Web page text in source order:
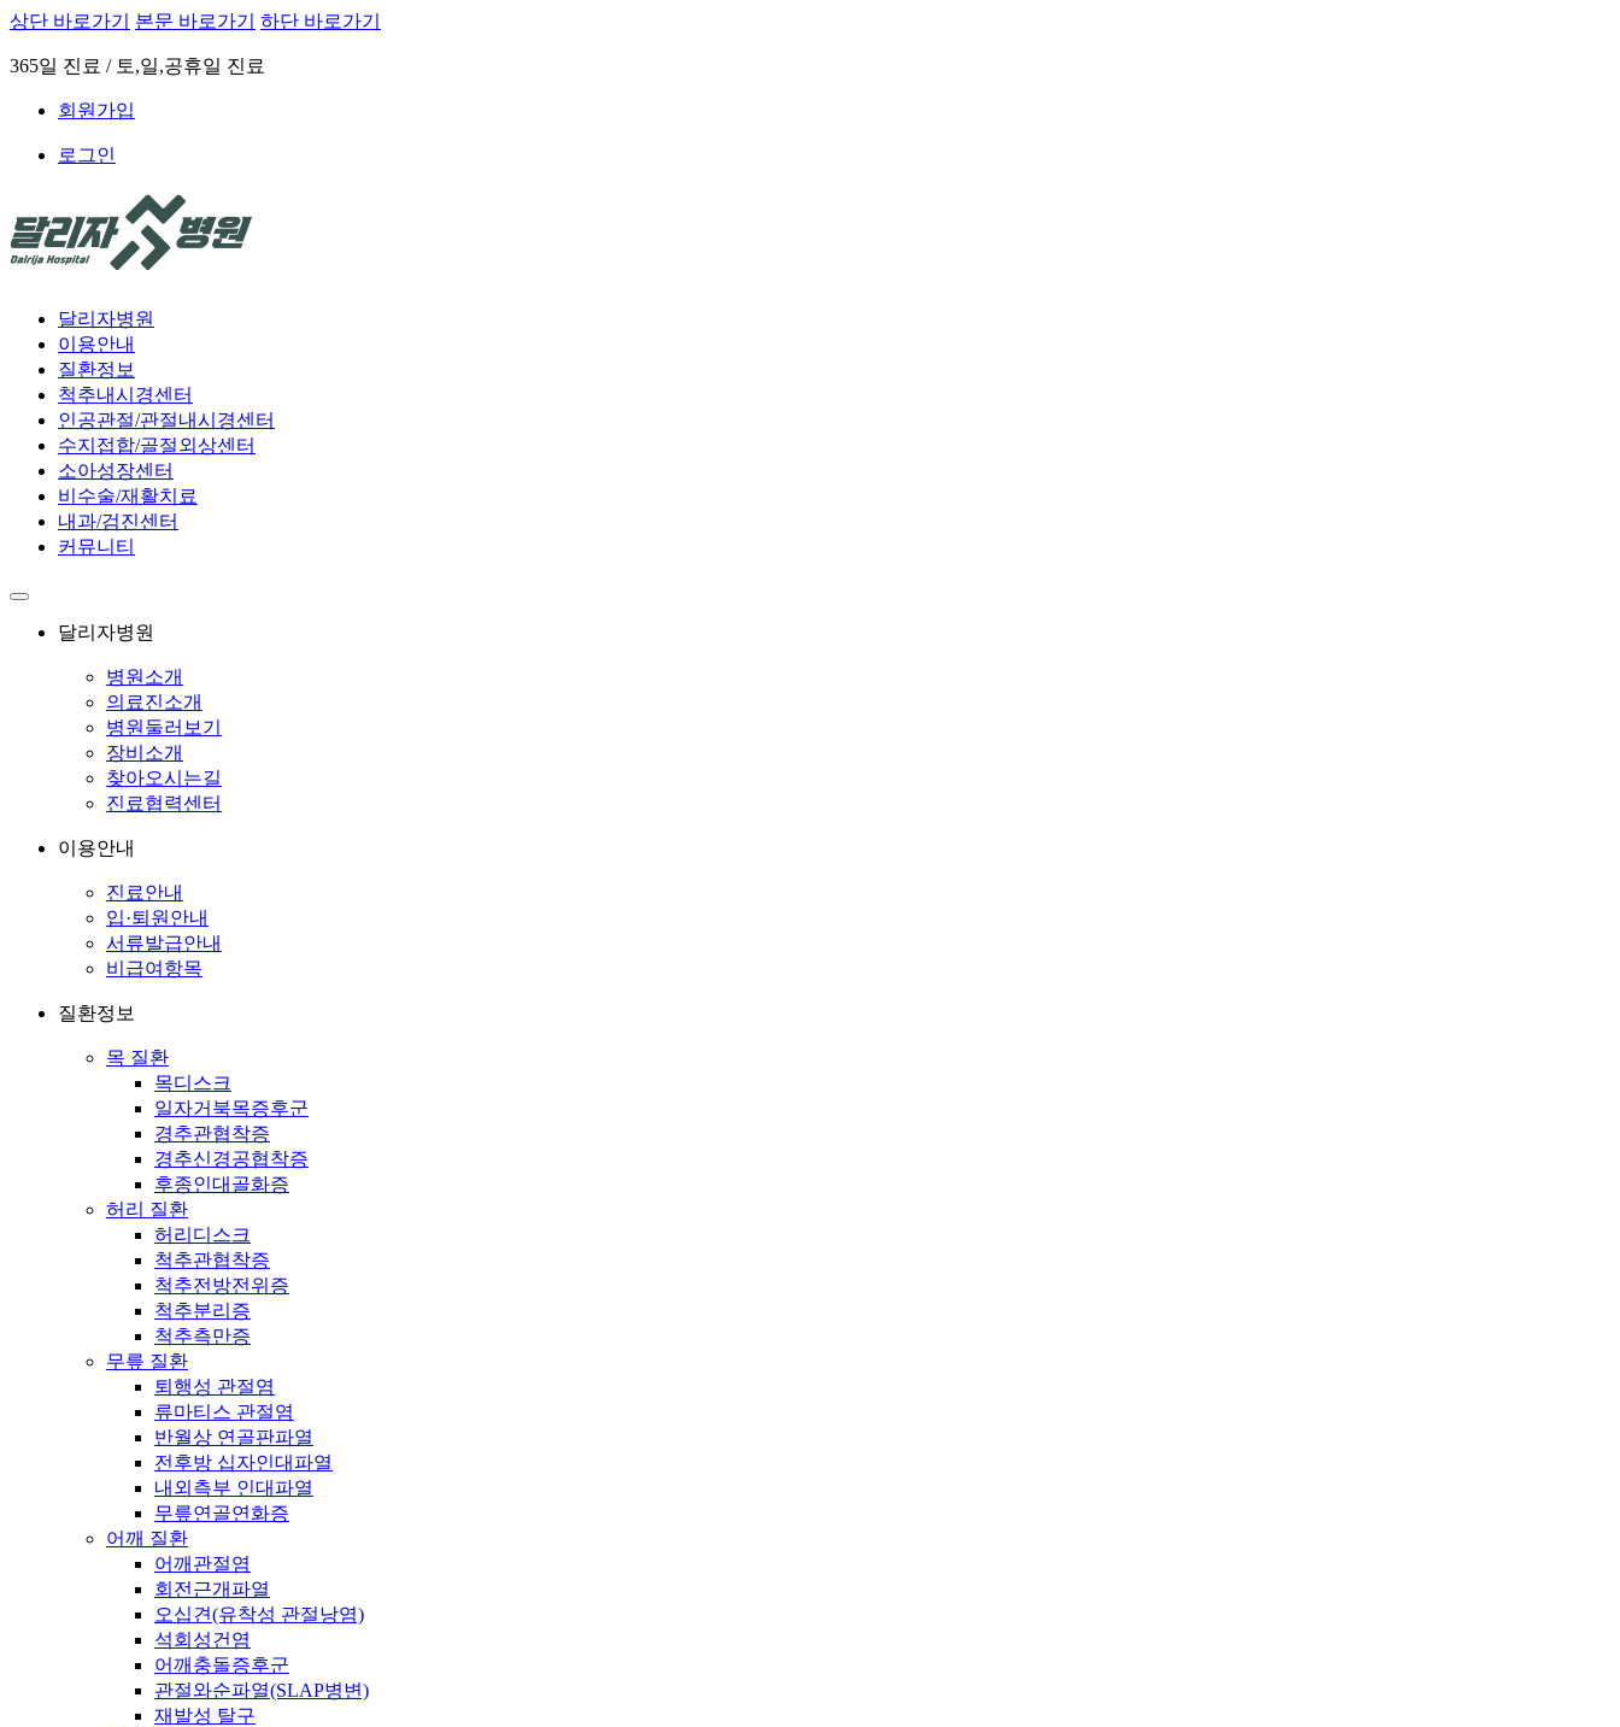
상단 바로가기 본문 바로가기 하단 바로가기
365일 진료 / 토,일,공휴일 진료
회원가입
로그인
달리자병원
이용안내
질환정보
척추내시경센터
인공관절/관절내시경센터
수지접합/골절외상센터
소아성장센터
비수술/재활치료
내과/검진센터
커뮤니티
달리자병원
병원소개
의료진소개
병원둘러보기
장비소개
찾아오시는길
진료협력센터
이용안내
진료안내
입·퇴원안내
서류발급안내
비급여항목
질환정보
목 질환
목디스크
일자거북목증후군
경추관협착증
경추신경공협착증
후종인대골화증
허리 질환
허리디스크
척추관협착증
척추전방전위증
척추분리증
척추측만증
무릎 질환
퇴행성 관절염
류마티스 관절염
반월상 연골판파열
전후방 십자인대파열
내외측부 인대파열
무릎연골연화증
어깨 질환
어깨관절염
회전근개파열
오십견(유착성 관절낭염)
석회성건염
어깨충돌증후군
관절와순파열(SLAP병변)
재발성 탈구